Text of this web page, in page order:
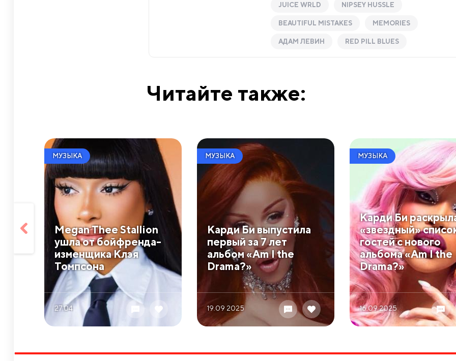
JUICE WRLD NIPSEY HUSSLE
BEAUTIFUL MISTAKES MEMORIES
АДАМ ЛЕВИН RED PILL BLUES
Читайте также:
МУЗЫКА
Megan Thee Stallion
ушла от бойфренда-
изменщика Клэя
Томпсона
27.04
МУЗЫКА
Карди Би выпустила
первый за 7 лет
альбом «Am I the
Drama?»
19.09 2025
МУЗЫКА
Карди Би
«звездный»
гостей с нового
альбома «Am I the
Drama?»
16.09 2025